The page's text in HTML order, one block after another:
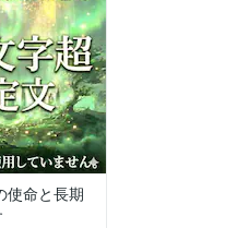
使命と長期